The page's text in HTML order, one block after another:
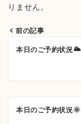
りません。
投
ビ
ゲ
前の記事
本日のご予約状況🌥️
本日のご予約状況🌞